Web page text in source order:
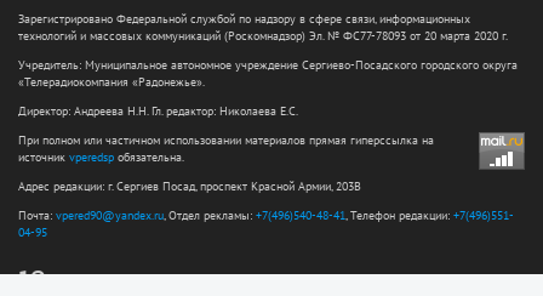
Зарегистрировано Федеральной службой по надзору в сфере связи, информационных
технологий и массовых коммуникаций (Роскомнадзор) Эл. № ФС77-78093 от 20 марта 2020 г.
Учредитель: Муниципальное автономное учреждение Сергиево-Посадского городского округа
«Телерадиокомпания «Радонежье».
Директор: Андреева Н.Н. Гл. редактор: Николаева Е.С.
При полном или частичном использовании материалов прямая гиперссылка на
источник vperedsp обязательна.
Адрес редакции: г. Сергиев Посад, проспект Красной Армии, 203В
Почта: vpered90@yandex.ru, Отдел рекламы: +7(496)540-48-41, Телефон редакции: +7(496)551-
04-95
12+